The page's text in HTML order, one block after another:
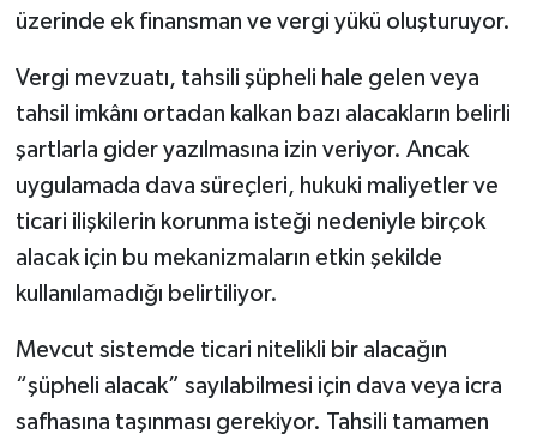
üzerinde ek finansman ve vergi yükü oluşturuyor.
Vergi mevzuatı, tahsili şüpheli hale gelen veya
tahsil imkânı ortadan kalkan bazı alacakların belirli
şartlarla gider yazılmasına izin veriyor. Ancak
uygulamada dava süreçleri, hukuki maliyetler ve
ticari ilişkilerin korunma isteği nedeniyle birçok
alacak için bu mekanizmaların etkin şekilde
kullanılamadığı belirtiliyor.
Mevcut sistemde ticari nitelikli bir alacağın
“şüpheli alacak” sayılabilmesi için dava veya icra
safhasına taşınması gerekiyor. Tahsili tamamen